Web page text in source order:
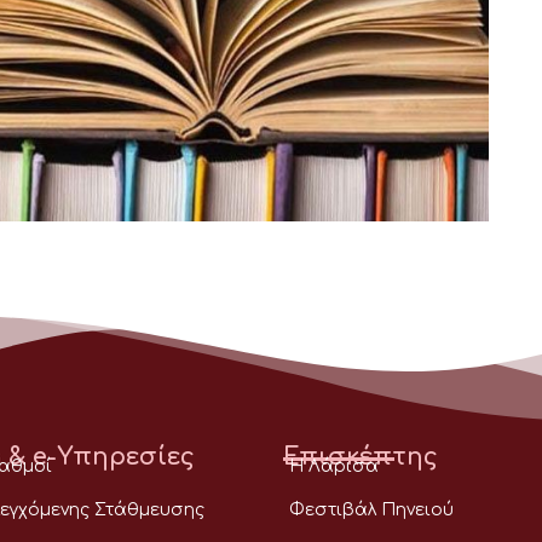
e-Υπηρεσίες
Στάθμευσης
Επισκέπτης
Η Λάρισα
Φεστιβάλ Πηνειού